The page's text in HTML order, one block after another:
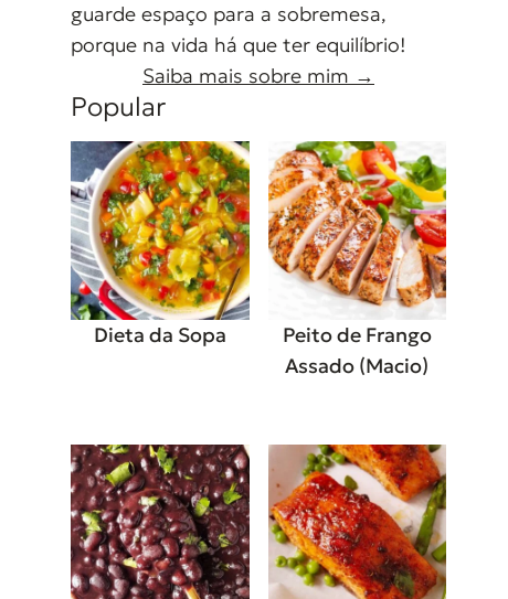
guarde espaço para a sobremesa,
porque na vida há que ter equilíbrio!
Saiba mais sobre mim →
Popular
Dieta da Sopa
Peito de Frango
Assado (Macio)